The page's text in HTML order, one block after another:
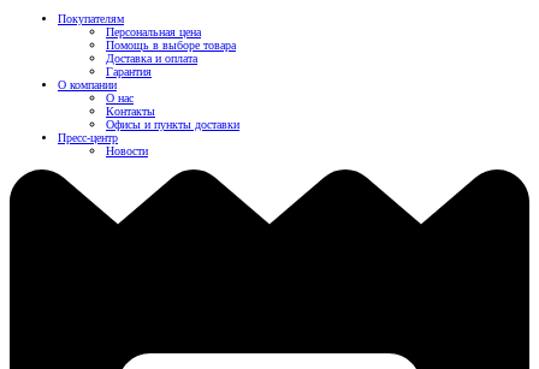
Покупателям
Персональная цена
Помощь в выборе товара
Доставка и оплата
Гарантия
О компании
О нас
Контакты
Офисы и пункты доставки
Пресс-центр
Новости